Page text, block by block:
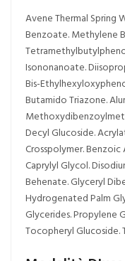
Avene Thermal Spring
Benzoate. Methylene
Isononanoate.
Bis-
Butamido Triazone.
Decyl Glucoside.
Crosspolymer.
Caprylyl Glycol.
Behenate. Glyceryl
Hydrogenated Palm
Glycerides. Propylene
Tocopheryl Glucoside.